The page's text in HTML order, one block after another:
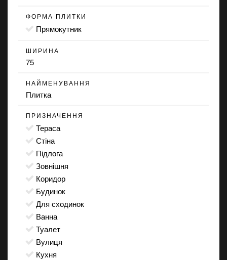
ФОРМА ПЛИТКИ
прямокутник
ШИРИНА
75
НАЙМЕНУВАННЯ
Плитка
ПРИЗНАЧЕННЯ
тераса
стіна
підлога
зовнішня
коридор
будинок
для сходинок
ванна
туалет
вулиця
кухня